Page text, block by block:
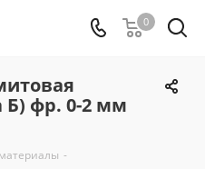
0
Б) фр. 0-2 мм
-